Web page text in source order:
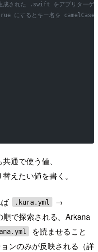
れた .swift をアプリターゲ
にするとキー名を camelCase
通で使う値、
えたい値を書く。
.kura.yml →
順で探索される。Arkana
を読ませること
ンのみが反映される（詳